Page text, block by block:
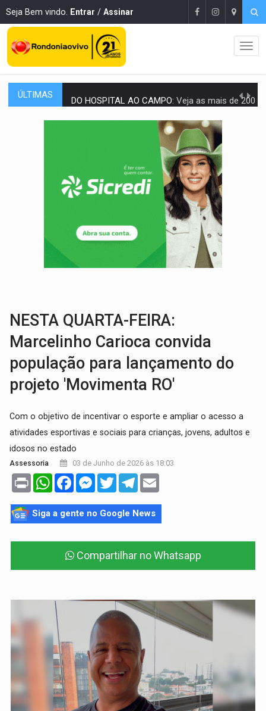
Seja Bem vindo. Entrar / Assinar
ÚLTIMAS DO HOSPITAL AO CAMPO: Veja as mais de 200 ações de Marcos
EXPANSÃO:Grupo Nova Era amplia presença em PVH e transforma Aramix
PCC amplia presença internacional e transforma Brasil em
CONEXÃO RONDONIAOVIVO:Museólogo Antônio Ocampo conduz a história de
EXTENSÃO DE DANOS: Ferroviários pedem ao Iphan recuperação de área
VARIANDO O CARDÁPIO:Veja essa receita de carne assada para o
PREJUÍZO AOS ESTUDANTES: Greve dos professores em PVH é
POSSESSÃO DE DEBORAH LOGAN: Terror mistura mistério e filmagens
NESTA QUARTA-FEIRA:
Marcelinho Carioca convida
população para lançamento do
projeto 'Movimenta RO'
Com o objetivo de incentivar o esporte e ampliar o acesso a
atividades esportivas e sociais para crianças, jovens, adultos e
idosos no estado
Assessoria 03 de Junho de 2026 às 18:03
Print WhatsAppFacebookMessenger
TwitterTelegram
Siga a gente no Google News
Compartilhar no Whatsapp